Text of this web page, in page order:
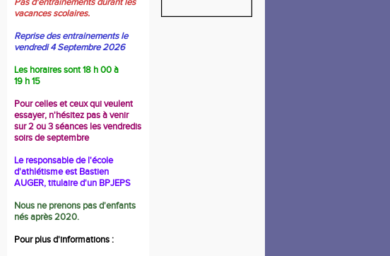
vacances scolaires.
Reprise des entrainements le
vendredi 4 Septembre 2026
Les horaires sont 18 h 00 à
19 h 15
Pour celles et ceux qui veulent
essayer, n'hésitez pas à venir
sur 2 ou 3 séances les vendredis
soirs de septembre
Le responsable de l'école
d'athlétisme est Bastien
AUGER, titulaire d'un BPJEPS
Nous ne prenons pas d'enfants
nés après 2020.
Pour plus d'informations :